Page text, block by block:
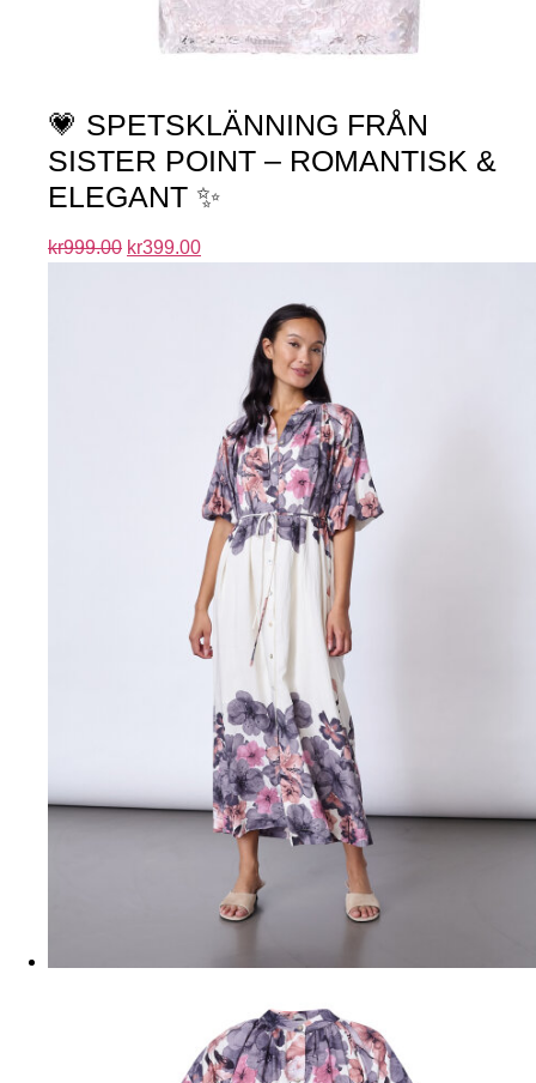
💗 SPETSKLÄNNING FRÅN
SISTER POINT – ROMANTISK &
ELEGANT ✨
kr999.00 kr399.00